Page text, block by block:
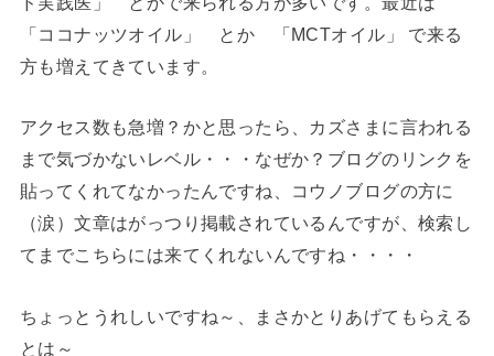
「ココナッツオイル」 とか 「MCTオイル」 で来る
方も増えてきています。
アクセス数も急増？かと思ったら、カズさまに言われる
まで気づかないレベル・・・なぜか？ブログのリンクを
貼ってくれてなかったんですね、コウノブログの方に
（涙）文章はがっつり掲載されているんですが、検索し
てまでこちらには来てくれないんですね・・・・
ちょっとうれしいですね～、まさかとりあげてもらえる
とは～